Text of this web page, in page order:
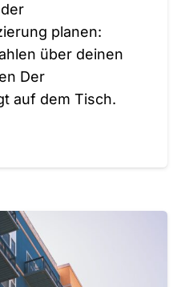
planen:
über deinen
Der
auf dem Tisch.